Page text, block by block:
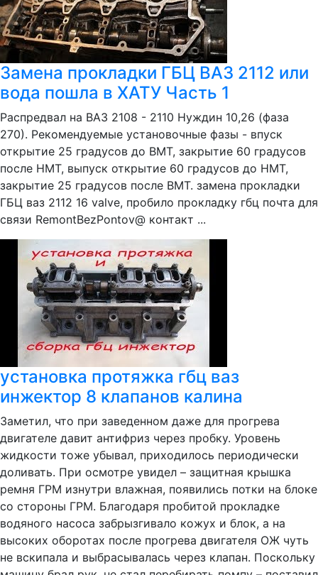
Замена прокладки ГБЦ ВАЗ 2112 или
вода пошла в ХАТУ Часть 1
Распредвал на ВАЗ 2108 - 2110 Нуждин 10,26 (фаза
270). Рекомендуемые установочные фазы - впуск
открытие 25 градусов до ВМТ, закрытие 60 градусов
после НМТ, выпуск открытие 60 градусов до НМТ,
закрытие 25 градусов после ВМТ. замена прокладки
ГБЦ ваз 2112 16 valve, пробило прокладку гбц почта для
связи RemontBezPontov@ контакт ...
установка протяжка гбц ваз
инжектор 8 клапанов калина
Заметил, что при заведенном даже для прогрева
двигателе давит антифриз через пробку. Уровень
жидкости тоже убывал, приходилось периодически
доливать. При осмотре увидел – защитная крышка
ремня ГРМ изнутри влажная, появились потки на блоке
со стороны ГРМ. Благодаря пробитой прокладке
водяного насоса забрызгивало кожух и блок, а на
высоких оборотах после прогрева двигателя ОЖ чуть
не вскипала и выбрасывалась через клапан. Поскольку